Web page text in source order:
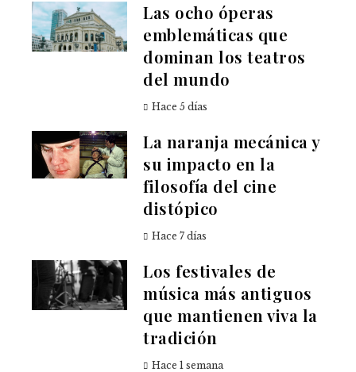
Las ocho óperas
emblemáticas que
dominan los teatros
del mundo
Hace 5 días
La naranja mecánica y
su impacto en la
filosofía del cine
distópico
Hace 7 días
Los festivales de
música más antiguos
que mantienen viva la
tradición
Hace 1 semana